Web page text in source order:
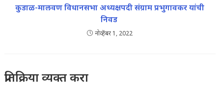
कुडाळ-मालवण विधानसभा अध्यक्षपदी संग्राम प्रभुगावकर यांची
निवड
नोव्हेंबर 1, 2022
प्रतिक्रिया व्यक्त करा